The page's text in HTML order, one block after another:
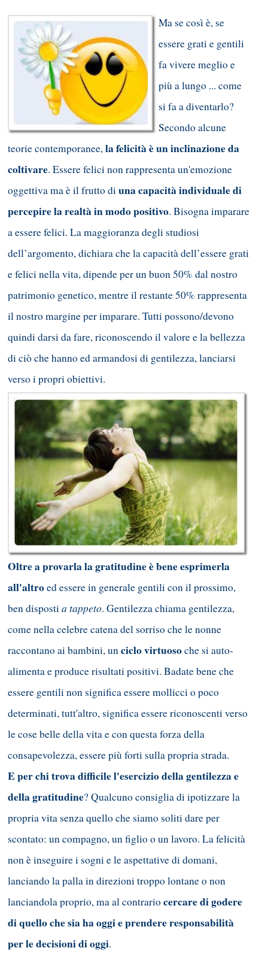
Ma se così è, se
essere grati e gentili
fa vivere meglio e
più a lungo ... come
si fa a diventarlo?
Secondo alcune
teorie contemporanee,la felicità è un inclinazione da
coltivare. Essere felici non rappresenta un'emozione
oggettiva ma è il frutto diuna capacità individuale di
percepire la realtà in modo positivo. Bisogna imparare
a essere felici. La maggioranza degli studiosi
dell’argomento, dichiara che la capacità dell’essere grati
e felici nella vita, dipende per un buon 50% dal nostro
patrimonio genetico, mentre il restante 50% rappresenta
il nostro margine per imparare. Tutti possono/devono
quindi darsi da fare, riconoscendo il valore e la bellezza
di ciò che hanno ed armandosi di gentilezza, lanciarsi
verso i propri obiettivi.
Oltre a provarla la gratitudine è bene esprimerla
all'altroed essere in generale gentili con il prossimo,
ben dispostia tappeto. Gentilezza chiama gentilezza,
come nella celebre catena del sorriso che le nonne
raccontano ai bambini, unciclo virtuosoche si auto-
alimenta e produce risultati positivi. Badate bene che
essere gentili non significa essere mollicci o poco
determinati, tutt'altro, significa essere riconoscenti verso
le cose belle della vita e con questa forza della
consapevolezza, essere più forti sulla propria strada.
E per chi trova difficile l'esercizio della gentilezza e
della gratitudine? Qualcuno consiglia di ipotizzare la
propria vita senza quello che siamo soliti dare per
scontato: un compagno, un figlio o un lavoro. La felicità
non è inseguire i sogni e le aspettative di domani,
lanciando la palla in direzioni troppo lontane o non
lanciandola proprio, ma al contrariocercare di godere
di quello che sia ha oggi e prendere responsabilità
per le decisioni di oggi.